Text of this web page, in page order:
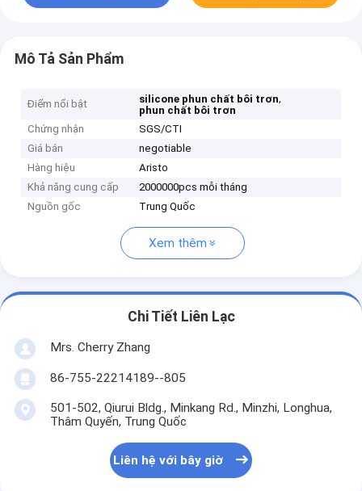
Mô Tả Sản Phẩm
Điểm nổi bật silicone phun chất bôi trơn,
phun chất bôi trơn
Chứng nhận
SGS/CTI
Giá bán
negotiable
Hàng hiệu
Aristo
Khả năng cung cấp
2000000pcs mỗi tháng
Nguồn gốc
Trung Quốc
Xem thêm
Chi Tiết Liên Lạc
Mrs. Cherry Zhang
86-755-22214189--805
501-502, Qiurui Bldg., Minkang Rd., Minzhi, Longhua,
Thâm Quyến, Trung Quốc
Liên hệ với bây giờ